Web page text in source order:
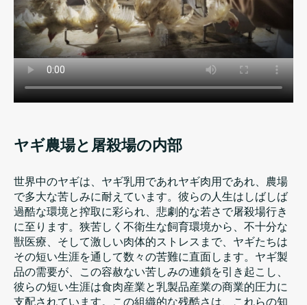
ヤギ農場と屠殺場の内部
世界中のヤギは、ヤギ乳用であれヤギ肉用であれ、農場
で多大な苦しみに耐えています。彼らの人生はしばしば
過酷な環境と搾取に彩られ、悲劇的な若さで屠殺場行き
に至ります。狭苦しく不衛生な飼育環境から、不十分な
獣医療、そして激しい肉体的ストレスまで、ヤギたちは
その短い生涯を通して数々の苦難に直面します。ヤギ製
品の需要が、この容赦ない苦しみの連鎖を引き起こし、
彼らの短い生涯は食肉産業と乳製品産業の商業的圧力に
支配されています。この組織的な残酷さは、これらの知